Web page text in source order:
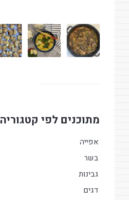
מתוכנים לפי קטגוריה
אפייה
בשר
גבינות
דגים